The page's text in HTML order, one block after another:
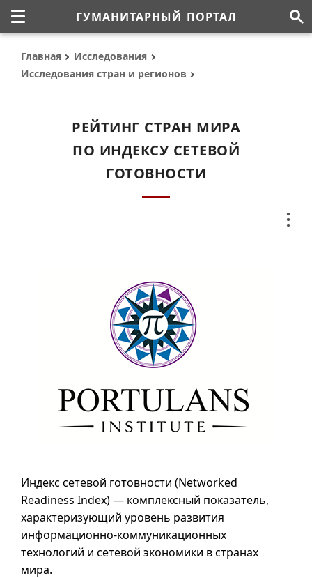
ГУМАНИТАРНЫЙ ПОРТАЛ
Главная
Исследования
Исследования стран и регионов
РЕЙТИНГ СТРАН МИРА
ПО ИНДЕКСУ СЕТЕВОЙ
ГОТОВНОСТИ
Индекс сетевой готовности (Networked
Readiness Index) — комплексный показатель,
характеризующий уровень развития
информационно-коммуникационных
технологий и сетевой экономики в странах
мира.